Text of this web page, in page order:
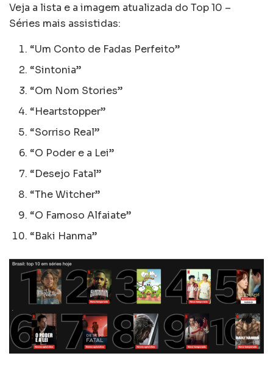
Veja a lista e a imagem atualizada do Top 10 –
Séries mais assistidas:
“Um Conto de Fadas Perfeito”
“Sintonia”
“Om Nom Stories”
“Heartstopper”
“Sorriso Real”
“O Poder e a Lei”
“Desejo Fatal”
“The Witcher”
“O Famoso Alfaiate”
“Baki Hanma”